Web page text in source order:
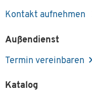
Kontakt aufnehmen
Außendienst
Termin vereinbaren
Katalog